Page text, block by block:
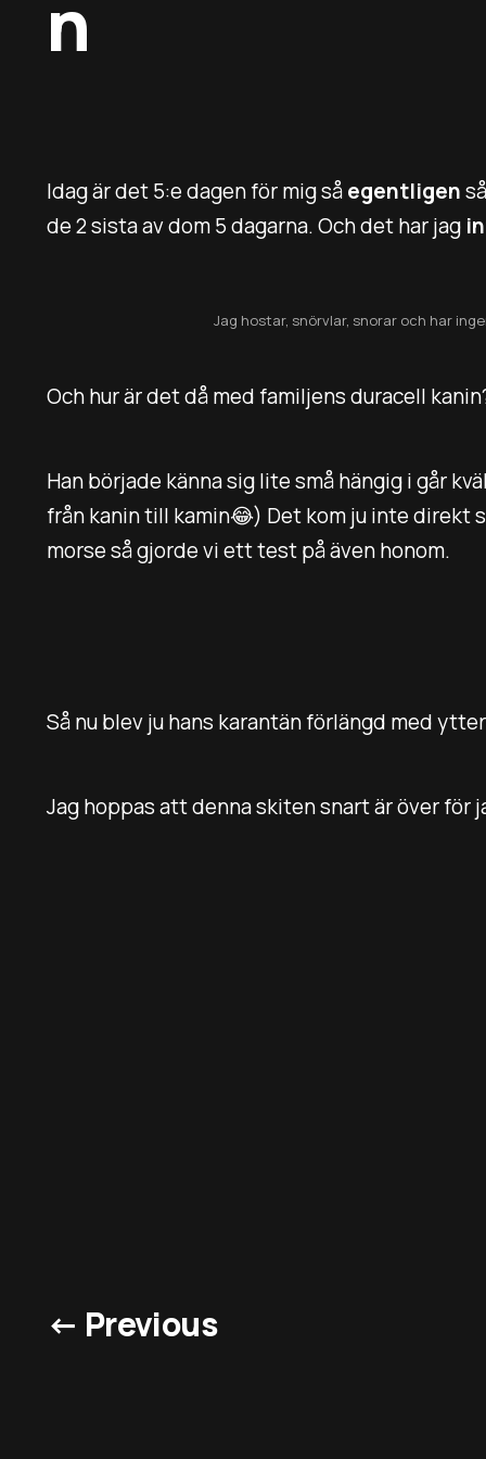
Idag är det 5:e dagen för mig såegentligen
de 2 sista av dom 5 dagarna. Och det har jag
Jag hostar, snörvlar, snorar och har
Och hur är det då med familjens duracell
Han började känna sig lite små hängig i går
från kanin till kamin😂) Det kom ju inte direkt
morse så gjorde vi ett test på även honom.
Så nu blev ju hans karantän förlängd med
Jag hoppas att denna skiten snart är över för
n
← Previous